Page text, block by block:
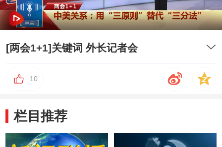
[两会1+1]关键词 外长记者会
10
栏目推荐